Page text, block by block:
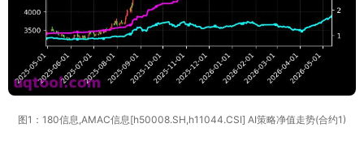
图1：180信息,AMAC信息[h50008.SH,h11044.CSI] AI策略净值走势(合约1)